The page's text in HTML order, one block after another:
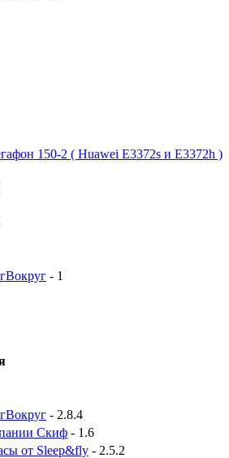
150-2 ( Huawei E3372s и E3372h )
- 1
- 2.8.4
Скиф - 1.6
от Sleep&fly - 2.5.2